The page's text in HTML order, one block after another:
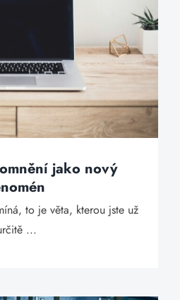
jako nový
to je věta, kterou jste už
...